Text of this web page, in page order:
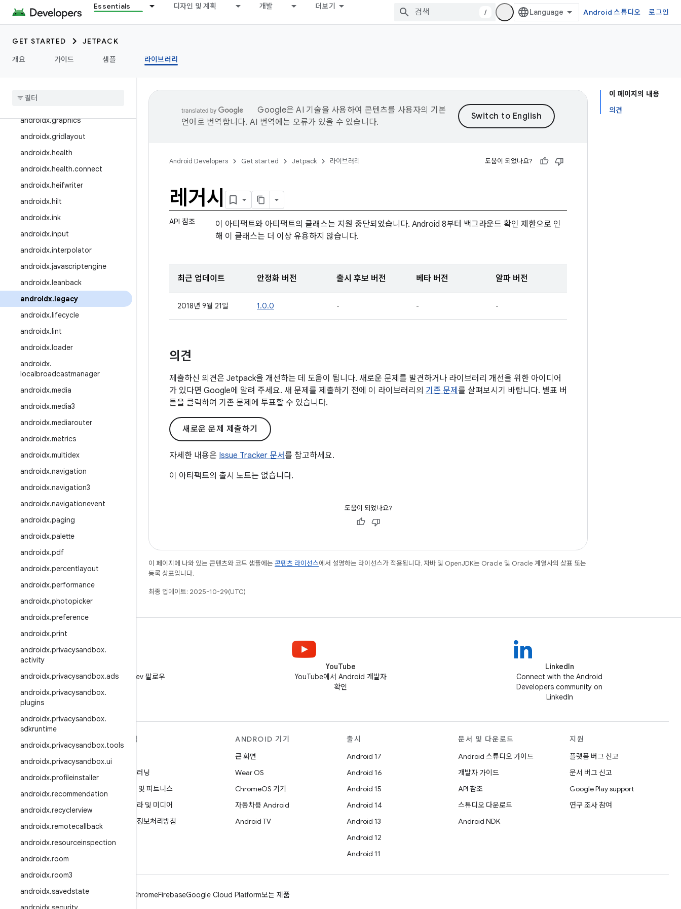
Essentials 디자인 및 계획 개발 더보기
/ Android 스튜디오 로그인
GET STARTED
JETPACK
개요
가이드 샘플 라이브러리
androidx.emoji2
androidx.enterprise
androidx.exifinterface
androidx.fragment
androidx
androidx.graphics
androidx.gridlayout
androidx.health
androidx.health.connect
androidx.heifwriter
androidx.hilt
androidx.ink
androidx.input
androidx.interpolator
androidx.javascriptengine
androidx.leanback
androidx.legacy
androidx.lifecycle
androidx.lint
androidx.loader
androidx.
localbroadcastmanager
androidx.media
androidx.media3
androidx.mediarouter
androidx.metrics
androidx.multidex
androidx.navigation
androidx.navigation3
androidx.navigationevent
androidx.paging
androidx.palette
androidx.pdf
androidx.percentlayout
androidx.performance
androidx.photopicker
androidx.preference
androidx.print
androidx.privacysandbox.
activity
androidx.privacysandbox.ads
androidx.privacysandbox.
plugins
androidx.privacysandbox.
sdkruntime
androidx.privacysandbox.tools
androidx.privacysandbox.ui
androidx.profileinstaller
androidx.recommendation
androidx.recyclerview
androidx.remotecallback
androidx.resourceinspection
androidx.room
androidx.room3
androidx.savedstate
이 페이지의 내용
의견
Google은 AI 기술을 사용하여 콘텐츠를 사용자의 기본
언어로 번역합니다. AI 번역에는 오류가 있을 수 있습니다.
Android Developers Get started Jetpack 라이브러리 도움이 되었나요?
레거시
API 참조
이 아티팩트와 아티팩트의 클래스는 지원 중단되었습니다. Android 8부터 백그라운드 확인 제한으로 인
해 이 클래스는 더 이상 유용하지 않습니다.
최근 업데이트 안정화 버전 출시 후보 버전 베타 버전 알파 버전
2018년 9월 21일 1.0.0 - - -
의견
제출하신 의견은 Jetpack을 개선하는 데 도움이 됩니다. 새로운 문제를 발견하거나 라이브러리 개선을 위한 아이디어
가 있다면 Google에 알려 주세요. 새 문제를 제출하기 전에 이 라이브러리의 기존 문제 를 살펴보시기 바랍니다. 별표 버
튼을 클릭하여 기존 문제에 투표할 수 있습니다.
새로운 문제 제출하기
자세한 내용은 Issue Tracker 문서를 참고하세요.
이 아티팩트의 출시 노트는 없습니다.
도움이 되었나요?
이 페이지에 나와 있는 콘텐츠와 코드 샘플에는 콘텐츠 라이선스에서 설명하는 라이선스가 적용됩니다. 자바 및 OpenJDK는 Oracle 및 Oracle 계열사의 상표 또는
등록 상표입니다.
최종 업데이트: 2025-10-29(UTC)
X에서 @AndroidDev 팔로우
YouTube
YouTube에서 Android 개발자
확인
LinkedIn
Connect with the Android
Developers community on
LinkedIn
Android
엔터프라이즈용 Android
블로그
팟캐스트
탐색
머신러닝
건강 및 피트니스
카메라 및 미디어
개인정보처리방침
ANDROID 기기
큰 화면
Wear OS
ChromeOS 기기
자동차용 Android
Android TV
출시
Android 17
Android 16
Android 15
Android 14
Android 13
Android 12
Android 11
문서 및 다운로드
Android 스튜디오 가이드
개발자 가이드
API 참조
스튜디오 다운로드
Android NDK
지원
플랫폼 버그 신고
문서 버그 신고
Google Play support
연구 조사 참여
ChromeFirebaseGoogle Cloud Platform모든 제품